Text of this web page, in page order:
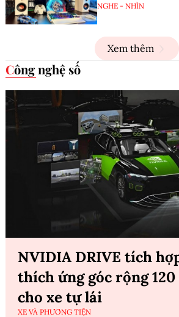
NGHE - NHÌN
Xem thêm
Công nghệ số
NVIDIA DRIVE tích
thích ứng góc rộng
cho xe tự lái
XE VÀ PHƯƠNG TIỆN